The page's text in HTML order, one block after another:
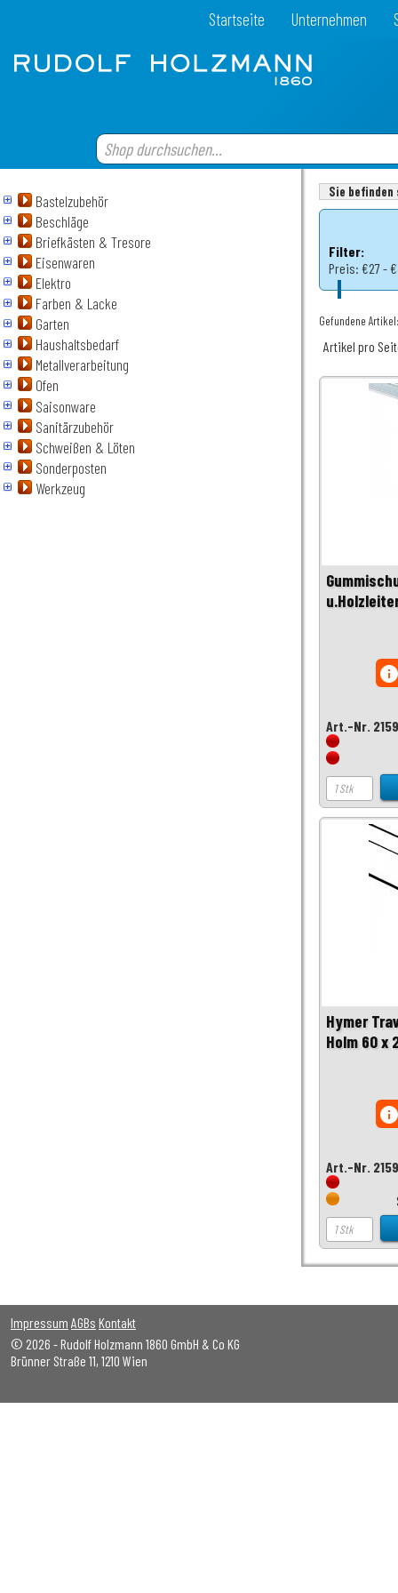
Startseite Unternehmen
Bastelzubehör
Beschläge
Briefkästen & Tresore
Eisenwaren
Elektro
Farben & Lacke
Garten
Haushaltsbedarf
Metallverarbeitung
Ofen
Saisonware
Sanitärzubehör
Schweißen & Löten
Sonderposten
Werkzeug
Sie
Filter:
Preis: €27 -
Gefundene
Artikel pro
Art.-Nr.
Hymer
Holm 60 x
Art.-Nr.
Impressum AGBs Kontakt
© 2026 - Rudolf Holzmann 1860 GmbH & Co KG
Brünner Straße 11, 1210 Wien